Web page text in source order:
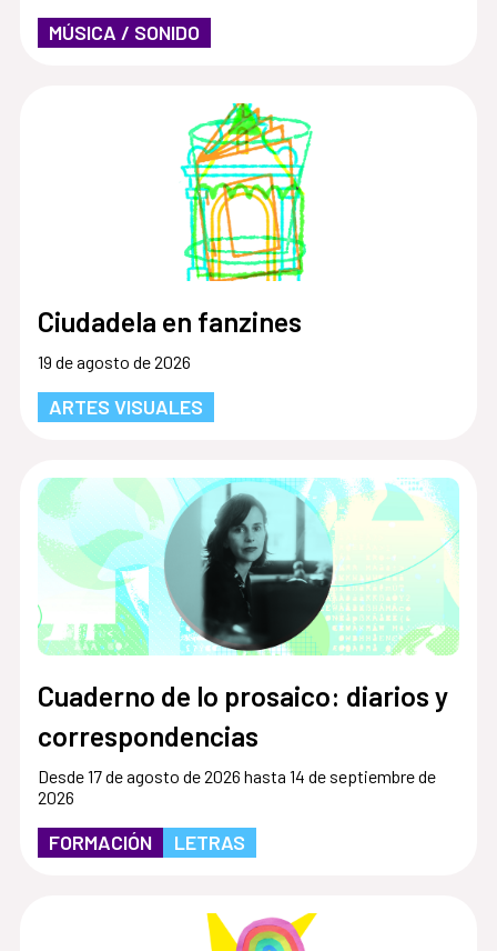
MÚSICA / SONIDO
Ciudadela en fanzines
19 de agosto de 2026
ARTES VISUALES
Cuaderno de lo prosaico: diarios y
correspondencias
Desde 17 de agosto de 2026 hasta 14 de septiembre de
2026
FORMACIÓN LETRAS